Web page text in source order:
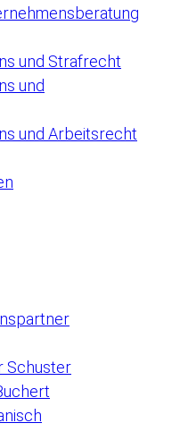
und Strafrecht
und
und Arbeitsrecht
Schuster